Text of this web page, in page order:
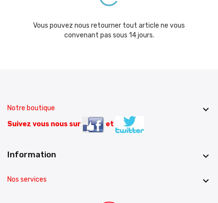
Vous pouvez nous retourner tout article ne vous
convenant pas sous 14 jours.
Notre boutique 
Suivez vous nous sur et
Information 
Nos services 